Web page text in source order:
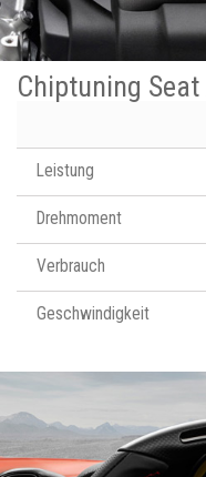
Chiptuning
Leistung
Drehmoment
Verbrauch
Geschwindigkeit